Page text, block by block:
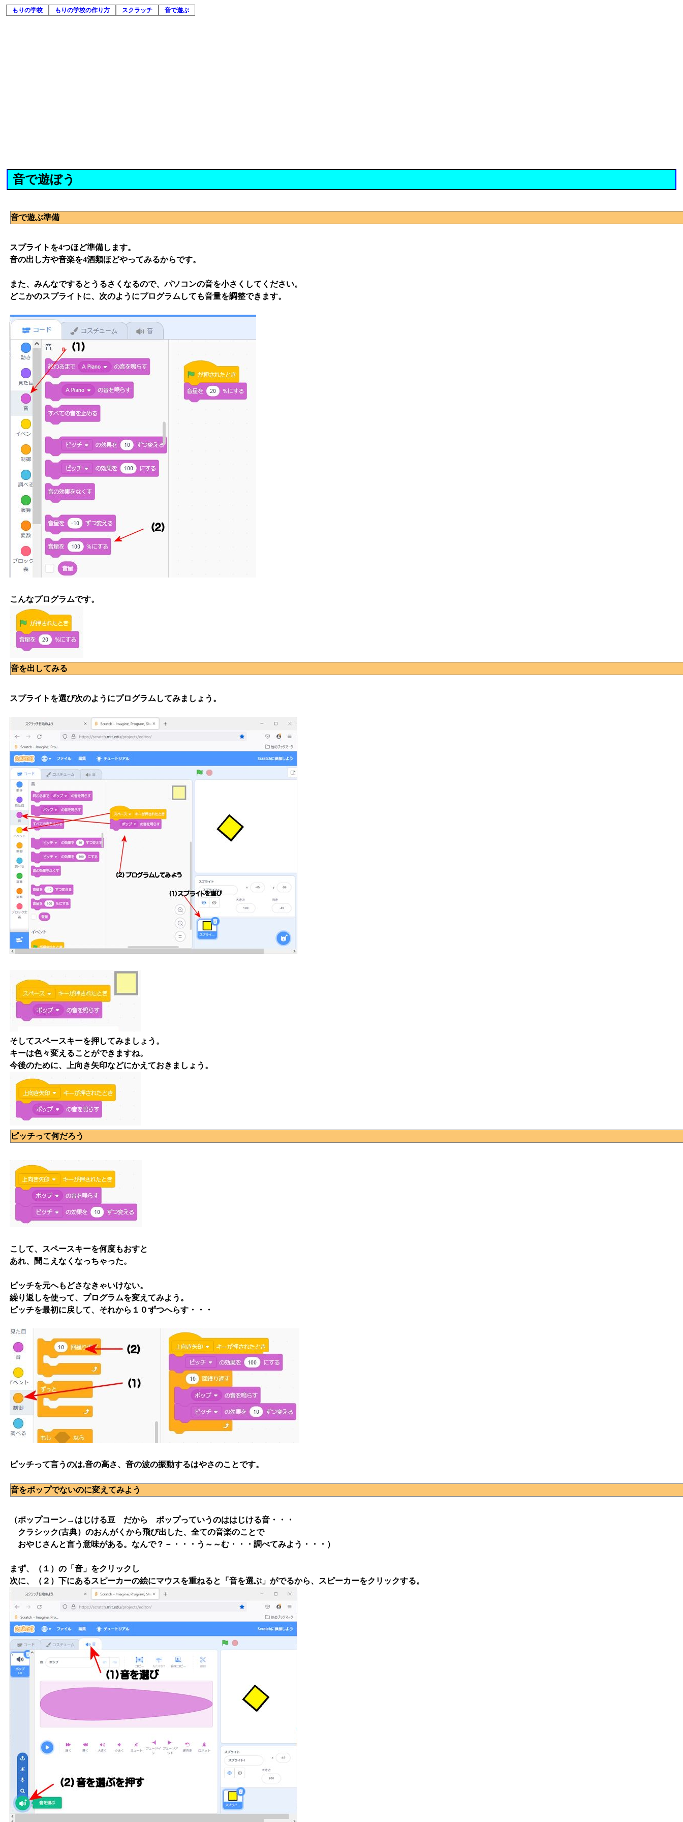
もりの学校 もりの学校の作り方 スクラッチ 音で遊ぶ
音で遊ぼう
音で遊ぶ準備
スプライトを4つほど準備します。
音の出し方や音楽を4酒類ほどやってみるからです。
また、みんなでするとうるさくなるので、パソコンの音を小さくしてください。
どこかのスプライトに、次のようにプログラムしても音量を調整できます。
こんなプログラムです。
音を出してみる
スプライトを選び次のようにプログラムしてみましょう。
そしてスペースキーを押してみましょう。
キーは色々変えることができますね。
今後のために、上向き矢印などにかえておきましょう。
ピッチって何だろう
こして、スペースキーを何度もおすと
あれ、聞こえなくなっちゃった。
ピッチを元へもどさなきゃいけない。
繰り返しを使って、プログラムを変えてみよう。
ピッチを最初に戻して、それから１０ずつへらす・・・
ピッチって言うのは,音の高さ、音の波の振動するはやさのことです。
音をポップでないのに変えてみよう
（ポップコーン→はじける豆 だから ポップっていうのははじける音・・・
クラシック(古典）のおんがくから飛び出した、全ての音楽のことで
おやじさんと言う意味がある。なんで？－・・・う～～む・・・調べてみよう・・・）
まず、（１）の「音」をクリックし
次に、（２）下にあるスピーカーの絵にマウスを重ねると「音を選ぶ」がでるから、スピーカーをクリックする。